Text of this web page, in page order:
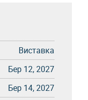
Виставка
Бер 12, 2027
Бер 14, 2027